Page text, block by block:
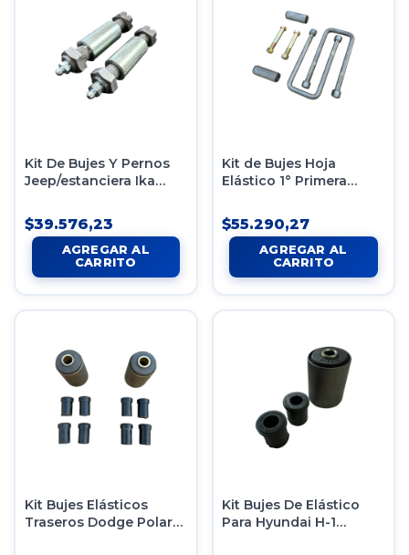
Kit De Bujes Y Pernos
Jeep/estanciera Ika
$39.576,23
Kit de Bujes Hoja
Elástico 1° Primera
D100/200
$55.290,27
Kit Bujes Elásticos
Traseros Dodge Polara
Kit Bujes De Elástico
Para Hyundai H-1